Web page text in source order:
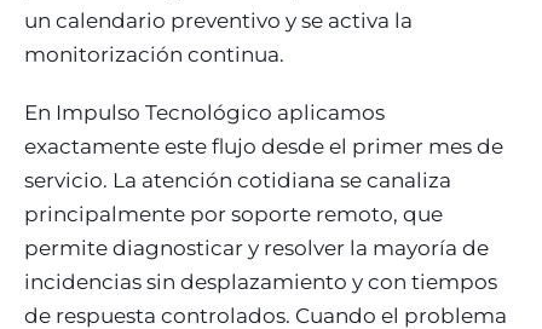
un calendario preventivo y se activa la
monitorización continua.
En Impulso Tecnológico aplicamos
exactamente este flujo desde el primer mes de
servicio. La atención cotidiana se canaliza
principalmente por soporte remoto, que
permite diagnosticar y resolver la mayoría de
incidencias sin desplazamiento y con tiempos
de respuesta controlados. Cuando el problema